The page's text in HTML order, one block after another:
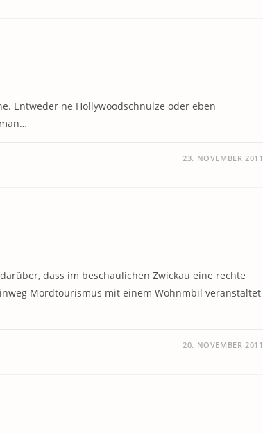
Entweder ne Hollywoodschnulze oder eben
23. NOVEMBER 2011
dass im beschaulichen Zwickau eine rechte
Mordtourismus mit einem Wohnmbil veranstaltet
20. NOVEMBER 2011